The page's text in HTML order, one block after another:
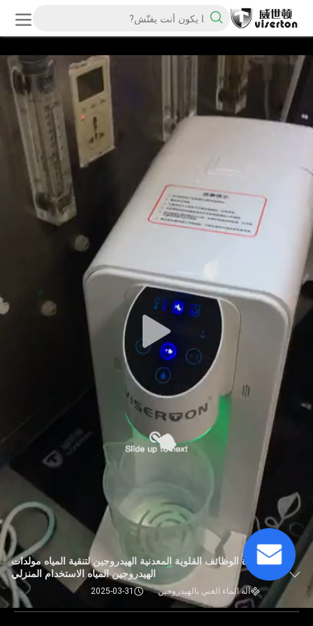
متعددة الوظائف القلوية المعدنية الهيدروجين لتنقية المياه مولدات
الهيدروجين المياه الاستخدام المنزلي
آلة الماء الغني بالهيدروجين 2025-03-31